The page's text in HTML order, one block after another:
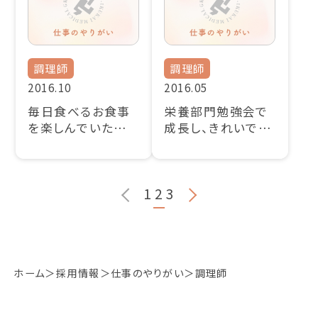
ホーム 採用情報 仕事のやりがい 調理師
調理師
2016.10
毎日食べるお食事
を楽しんでいただく
調理師
2016.05
栄養部門勉強会で
成長し、きれいで美
1 2 3